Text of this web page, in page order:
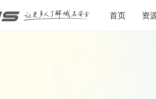
首页 资